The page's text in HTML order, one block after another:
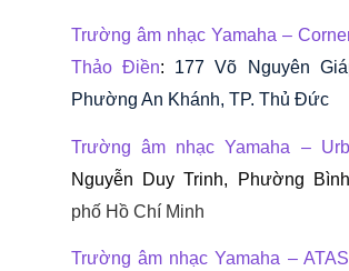
Trường âm nhạc Yamaha –
Thảo Điền: 177 Võ Nguyên
Phường An Khánh, TP. Thủ Đức
Trường âm nhạc Yamaha –
Nguyễn Duy Trinh, Phường
phố Hồ Chí Minh
Trường âm nhạc Yamaha –